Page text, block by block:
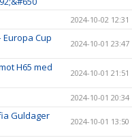
2024-10-02 12:31
Cup
2024-10-01 23:47
H65 med
2024-10-01 21:51
2024-10-01 20:34
Guldager
2024-10-01 13:50